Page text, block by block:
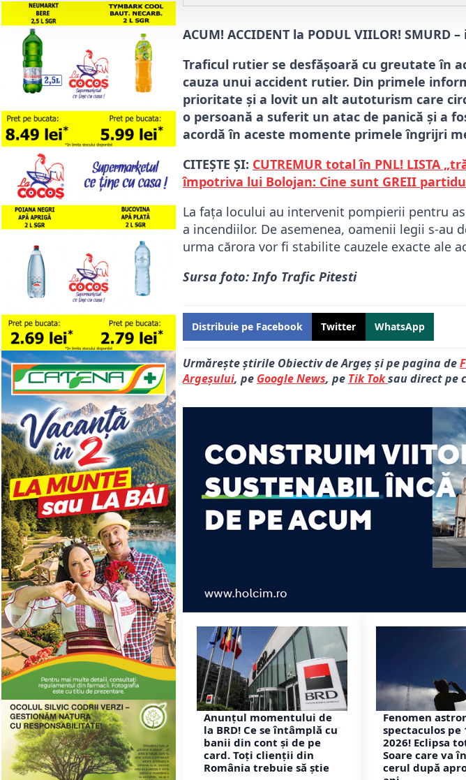
ACUM! ACCIDENT la PODUL VIILOR!
Traficul rutier se desfășoară cu greutate în
cauza unui accident rutier. Din primele
prioritate și a lovit un alt autoturism care
o persoană a suferit un atac de panică și a
acordă în aceste momente primele îngrijri
CITEȘTE ȘI: CUTREMUR total în PNL! LISTA
împotriva lui Bolojan: Cine sunt GREII
La fața locului au intervenit pompierii pentru
a incendiilor. De asemenea, oamenii legii s-au
urma cărora vor fi stabilite cauzele exacte ale
Sursa foto: Info Trafic Pitesti
Distribuie pe Facebook Twitter WhatsApp
Urmărește știrile Obiectiv de Argeș și pe pagina de
Argeșului, pe Google News, pe Tik Toksau direct pe
Anunțul momentului de
la BRD! Ce se întâmplă cu
banii din cont și de pe
card. Toți clienții din
România trebuie să știe
Fenomen
spectaculos pe
2026! Eclipsa
Soare care va
cerul după